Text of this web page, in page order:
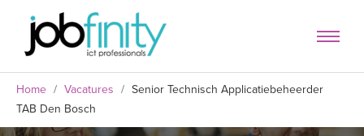
Home / Vacatures / Senior Technisch Applicatiebeheerder
TAB Den Bosch